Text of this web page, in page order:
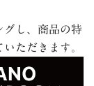
グし、商品の特
ただきます。